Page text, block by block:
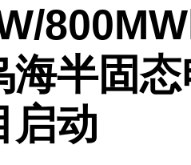
海半固
启动